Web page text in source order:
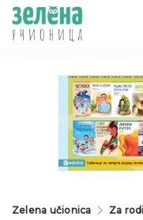
Zelena učionica Za